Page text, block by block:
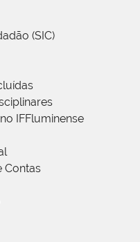
(SIC)
IFFluminense
Contas